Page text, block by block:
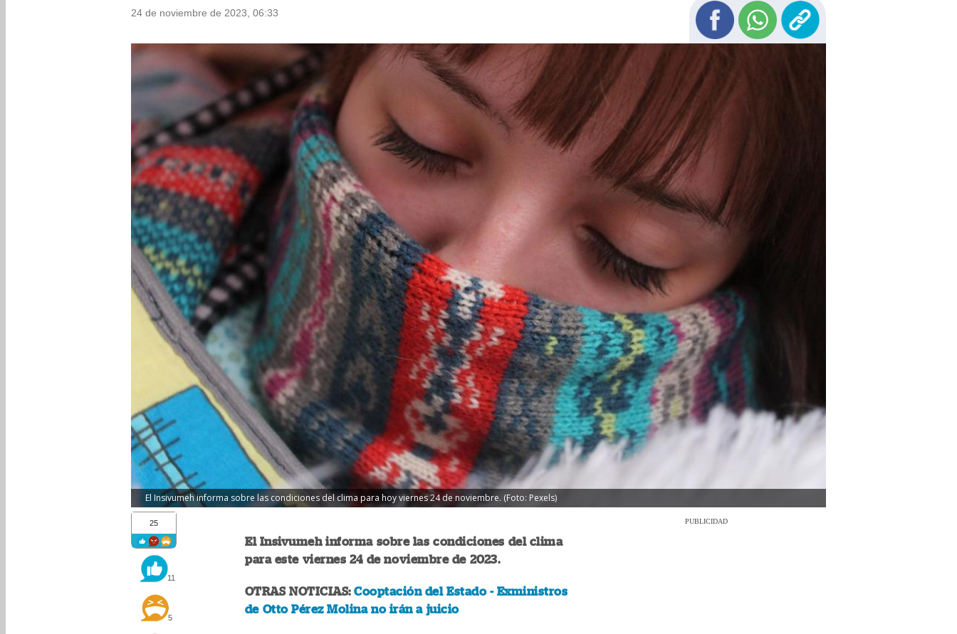
24 de noviembre de 2023, 06:33
El Insivumeh informa sobre las condiciones del clima para hoy viernes 24 de noviembre. (Foto: Pexels)
25
11
5
El Insivumeh informa sobre las condiciones del clima
para este viernes 24 de noviembre de 2023.
OTRAS NOTICIAS:Cooptación del Estado - Exministros
de Otto Pérez Molina no irán a juicio
PUBLICIDAD